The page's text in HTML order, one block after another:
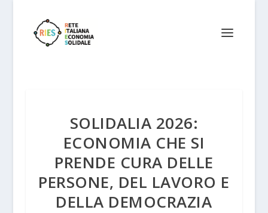
SOLIDALIA 2026:
ECONOMIA CHE SI
PRENDE CURA DELLE
PERSONE, DEL LAVORO E
DELLA DEMOCRAZIA